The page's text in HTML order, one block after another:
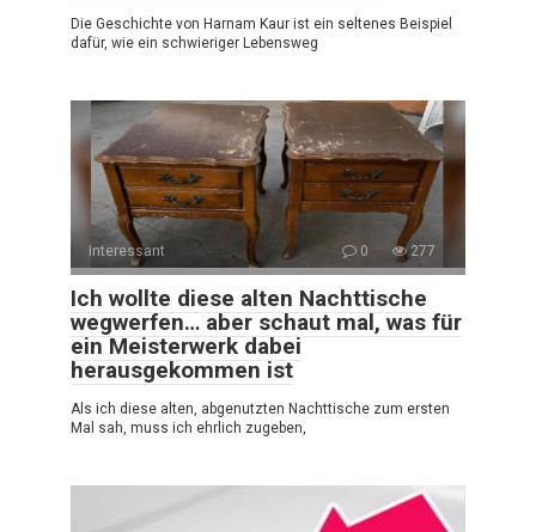
Die Geschichte von Harnam Kaur ist ein seltenes Beispiel
dafür, wie ein schwieriger Lebensweg
Interessant 0 277
Ich wollte diese alten Nachttische
wegwerfen… aber schaut mal, was für
ein Meisterwerk dabei
herausgekommen ist
Als ich diese alten, abgenutzten Nachttische zum ersten
Mal sah, muss ich ehrlich zugeben,